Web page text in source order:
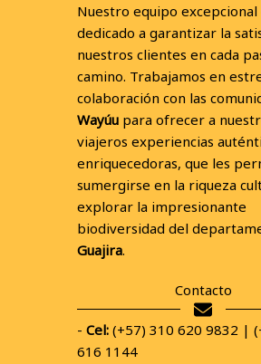
Nuestro equipo excepcional
dedicado a garantizar la
nuestros clientes en cada
camino. Trabajamos en
colaboración con las
Wayúu para ofrecer a
viajeros experiencias
enriquecedoras, que les
sumergirse en la riqueza
explorar la impresionante
biodiversidad del
Guajira.
Contacto
- Cel: (+57) 310 620 9832 |
616 1144